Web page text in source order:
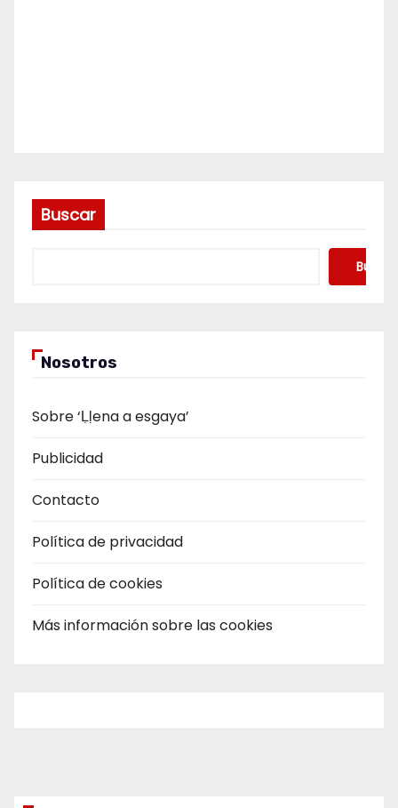
Buscar
Buscar
Nosotros
Sobre ‘Ḷḷena a esgaya’
Publicidad
Contacto
Política de privacidad
Política de cookies
Más información sobre las cookies